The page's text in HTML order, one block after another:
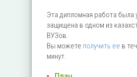
Эта дипломная работа была
защищена в одном из
ВУЗов.
Вы можете получить ее в
минут.